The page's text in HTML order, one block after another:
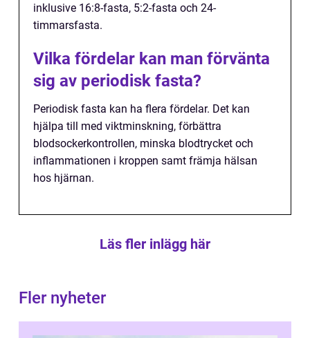
inklusive 16:8-fasta, 5:2-fasta och 24-
timmarsfasta.
Vilka fördelar kan man förvänta
sig av periodisk fasta?
Periodisk fasta kan ha flera fördelar. Det kan
hjälpa till med viktminskning, förbättra
blodsockerkontrollen, minska blodtrycket och
inflammationen i kroppen samt främja hälsan
hos hjärnan.
Läs fler inlägg här
Fler nyheter